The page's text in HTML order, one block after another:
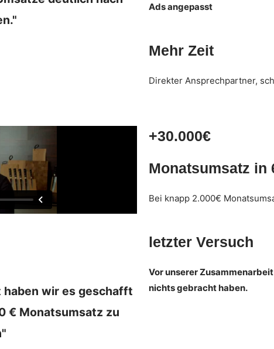
Ads angepasst
Mehr Zeit
Direkter Ansprechpartner,
haben wir es geschafft
€ Monatsumsatz zu
+30.000€
Monatsumsatz in
Bei knapp 2.000€
letzter Versuch
Vor unserer
nichts gebracht haben.